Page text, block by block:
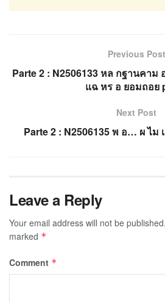
Previous Post
Parte 2 : N2506133 หล กฐานคา
แฉ หร อ ยอมถอย
Next Post
Parte 2 : N2506135 พ อ… ผ ไม
Leave a Reply
Your email address will not be published.
marked *
Comment *